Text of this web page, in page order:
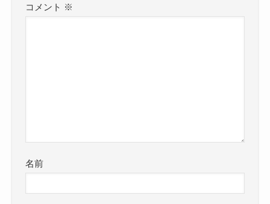
コメント ※
名前